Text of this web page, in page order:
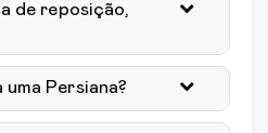
de reposição,
Persiana?